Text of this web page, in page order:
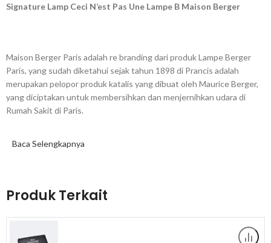
Signature Lamp Ceci N’est Pas Une Lampe B Maison Berger
Maison Berger Paris adalah re branding dari produk Lampe Berger
Paris, yang sudah diketahui sejak tahun 1898 di Prancis adalah
merupakan pelopor produk katalis yang dibuat oleh Maurice Berger,
yang diciptakan untuk membersihkan dan menjernihkan udara di
Rumah Sakit di Paris.
Produk memiliki garansi langsung dari kami jika ditemukan kendala
kegagalan fungsi, cacat produk maupun perbedaan produk yang di
Baca Selengkapnya
Produk Terkait